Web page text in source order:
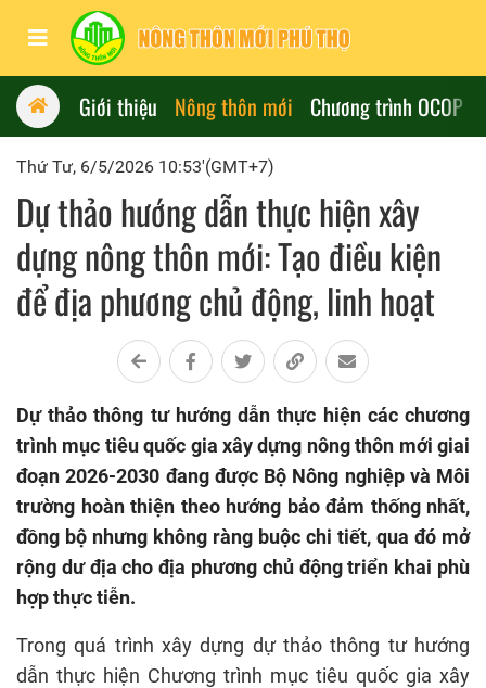
Giới thiệu Nông thôn mới Chương trình OCOP
Thứ Tư, 6/5/2026 10:53'(GMT+7)
Dự thảo hướng dẫn thực hiện xây
dựng nông thôn mới: Tạo điều kiện
để địa phương chủ động, linh hoạt
Dự thảo thông tư hướng dẫn thực hiện các chương
trình mục tiêu quốc gia xây dựng nông thôn mới giai
đoạn 2026-2030 đang được Bộ Nông nghiệp và Môi
trường hoàn thiện theo hướng bảo đảm thống nhất,
đồng bộ nhưng không ràng buộc chi tiết, qua đó mở
rộng dư địa cho địa phương chủ động triển khai phù
hợp thực tiễn.
Trong quá trình xây dựng dự thảo thông tư hướng
dẫn thực hiện Chương trình mục tiêu quốc gia xây